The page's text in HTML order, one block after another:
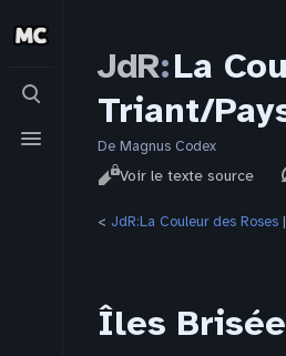
Basculer
recherche
Basculer
le
JdR:La
Triant/
De Magnus Codex
Affichages
LireVoir le texte source
< JdR:La Couleur des Roses ‎ |
Îles